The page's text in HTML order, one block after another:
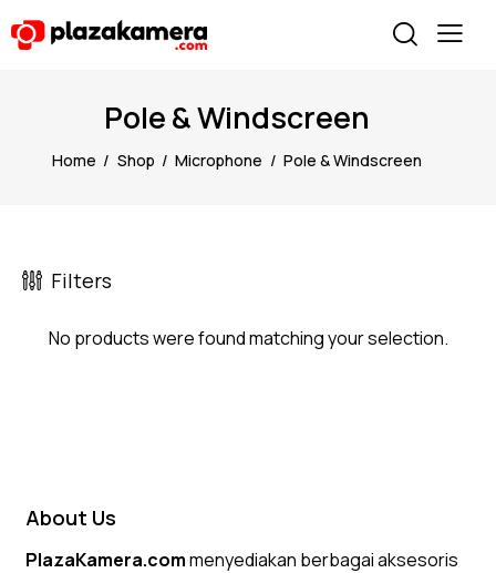
Pole & Windscreen
Home Shop Microphone Pole & Windscreen
Filters
No products were found matching your selection.
About Us
PlazaKamera.commenyediakan berbagai aksesoris